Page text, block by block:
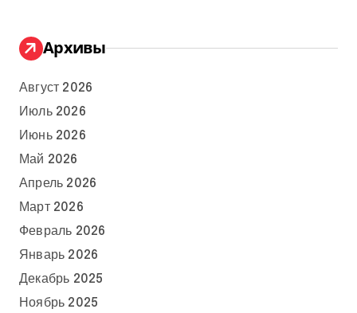
Архивы
Август 2026
Июль 2026
Июнь 2026
Май 2026
Апрель 2026
Март 2026
Февраль 2026
Январь 2026
Декабрь 2025
Ноябрь 2025